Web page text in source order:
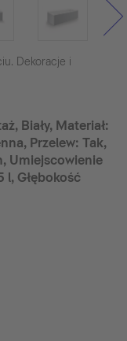
Dekoracje i
Biały, Materiał:
Przelew: Tak,
Umiejscowienie
l, Głębokość